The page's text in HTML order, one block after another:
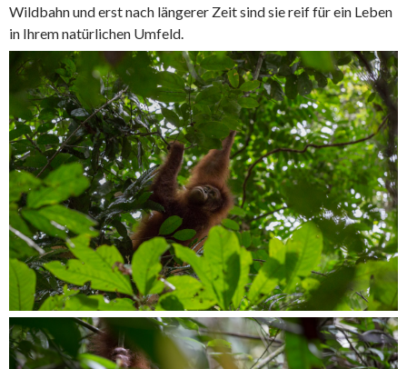
Wildbahn und erst nach längerer Zeit sind sie reif für ein Leben
in Ihrem natürlichen Umfeld.